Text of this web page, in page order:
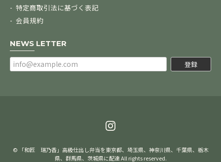
特定商取引法に基づく表記
会員規約
NEWS LETTER
登録
© 「和匠 瑞乃香」高級仕出し弁当を東京都、埼玉県、神奈川県、千葉県、栃木
県、群馬県、茨城県に配達 All rights reserved.